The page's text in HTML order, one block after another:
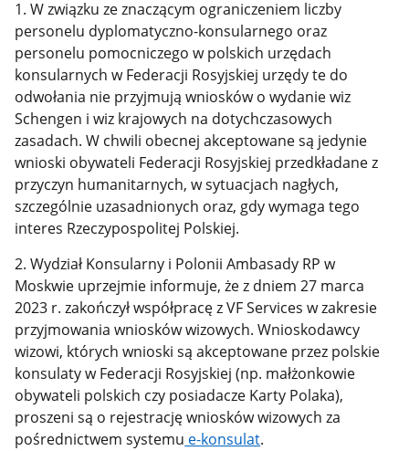
1. W związku ze znaczącym ograniczeniem liczby
personelu dyplomatyczno-konsularnego oraz
personelu pomocniczego w polskich urzędach
konsularnych w Federacji Rosyjskiej urzędy te do
odwołania nie przyjmują wniosków o wydanie wiz
Schengen i wiz krajowych na dotychczasowych
zasadach. W chwili obecnej akceptowane są jedynie
wnioski obywateli Federacji Rosyjskiej przedkładane z
przyczyn humanitarnych, w sytuacjach nagłych,
szczególnie uzasadnionych oraz, gdy wymaga tego
interes Rzeczypospolitej Polskiej.
2. Wydział Konsularny i Polonii Ambasady RP w
Moskwie uprzejmie informuje, że z dniem 27 marca
2023 r. zakończył współpracę z VF Services w zakresie
przyjmowania wniosków wizowych. Wnioskodawcy
wizowi, których wnioski są akceptowane przez polskie
konsulaty w Federacji Rosyjskiej (np. małżonkowie
obywateli polskich czy posiadacze Karty Polaka),
proszeni są o rejestrację wniosków wizowych za
pośrednictwemsystemu e-konsulat.